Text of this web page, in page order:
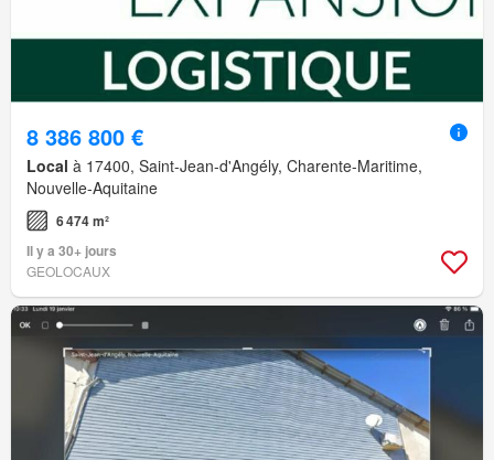
8 386 800 €
Local à 17400, Saint-Jean-d'Angély, Charente-Maritime,
Nouvelle-Aquitaine
6 474 m²
Il y a 30+ jours
GEOLOCAUX